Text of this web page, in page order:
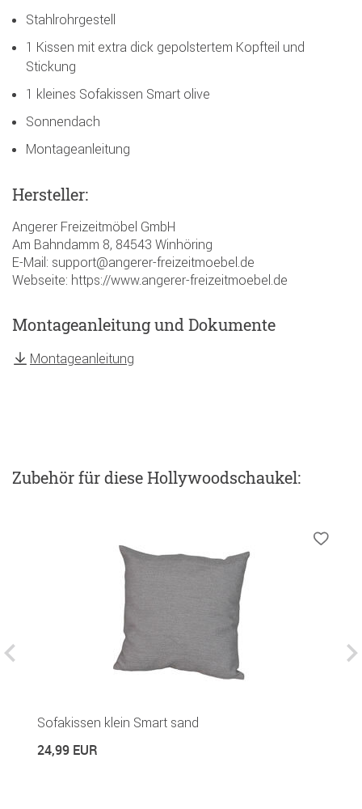
Stahlrohrgestell
1 Kissen mit extra dick gepolstertem Kopfteil und
Stickung
1 kleines Sofakissen Smart olive
Sonnendach
Montageanleitung
Hersteller:
Angerer Freizeitmöbel GmbH
Am Bahndamm 8, 84543 Winhöring
E-Mail: support@angerer-freizeitmoebel.de
Webseite: https://www.angerer-freizeitmoebel.de
Montageanleitung und Dokumente
Montageanleitung
Zubehörfür diese Hollywoodschaukel:
Sofakissen klein Smart sand
24,99 EUR